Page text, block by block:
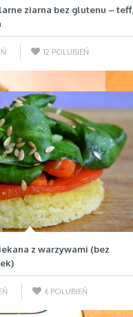
ziarna bez glutenu – teff,
12 POLUBIEŃ
z warzywami (bez
6 POLUBIEŃ